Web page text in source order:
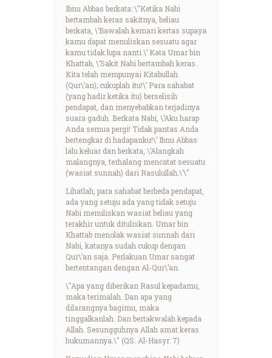
Ibnu Abbas berkata: \"Ketika Nabi
bertambah keras sakitnya, beliau
berkata, \’Bawalah kemari kertas supaya
kamu dapat menuliskan sesuatu agar
kamu tidak lupa nanti.\’ Kata Umar bin
Khattab, \’Sakit Nabi bertambah keras.
Kita telah mempunyai Kitabullah
(Qur\’an); cukuplah itu!\’ Para sahabat
(yang hadir ketika itu) berselisih
pendapat, dan menyebabkan terjadinya
suara gaduh. Berkata Nabi, \’Aku harap
Anda semua pergi! Tidak pantas Anda
bertengkar di hadapanku!\’ Ibnu Abbas
lalu keluar dan berkata, \’Alangkah
malangnya, terhalang mencatat sesuatu
(wasiat sunnah) dari Rasulullah.\’\"
Lihatlah, para sahabat berbeda pendapat,
ada yang setuju ada yang tidak setuju
Nabi menuliskan wasiat beliau yang
terakhir untuk dituliskan. Umar bin
Khattab menolak wasiat sunnah dari
Nabi, katanya sudah cukup dengan
Qur\’an saja. Perlakuan Umar sangat
bertentangan dengan Al-Qur\’an.
\"Apa yang diberikan Rasul kepadamu,
maka terimalah. Dan apa yang
dilarangnya bagimu, maka
tinggalkanlah. Dan bertakwalah kepada
Allah. Sesungguhnya Allah amat keras
hukumannya.\" (QS. Al-Hasyr: 7)